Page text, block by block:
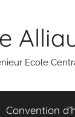
Ecole
Convention